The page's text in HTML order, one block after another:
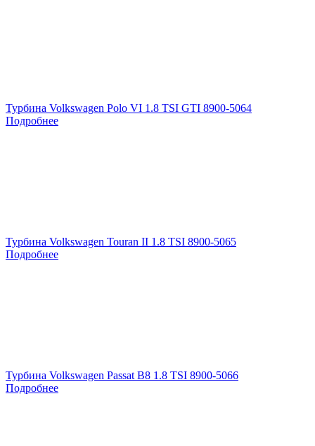
Турбина Volkswagen Polo VI 1.8 TSI GTI 8900-5064
Подробнее
Турбина Volkswagen Touran II 1.8 TSI 8900-5065
Подробнее
Турбина Volkswagen Passat B8 1.8 TSI 8900-5066
Подробнее